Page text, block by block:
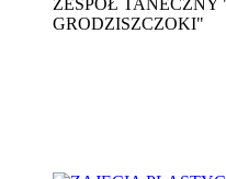
ZESPÓŁ TANECZNY
GRODZISZCZOKI"